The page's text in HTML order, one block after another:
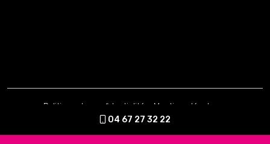
04 67 27 32 22
Politique de confidentialité Mentions légales
Conditions Générales de Vente